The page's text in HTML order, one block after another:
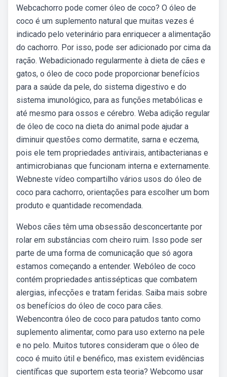
Webcachorro pode comer óleo de coco? O óleo de
coco é um suplemento natural que muitas vezes é
indicado pelo veterinário para enriquecer a alimentação
do cachorro. Por isso, pode ser adicionado por cima da
ração. Webadicionado regularmente à dieta de cães e
gatos, o óleo de coco pode proporcionar benefícios
para a saúde da pele, do sistema digestivo e do
sistema imunológico, para as funções metabólicas e
até mesmo para ossos e cérebro. Weba adição regular
de óleo de coco na dieta do animal pode ajudar a
diminuir questões como dermatite, sarna e eczema,
pois ele tem propriedades antivirais, antibacterianas e
antimicrobianas que funcionam interna e externamente.
Webneste vídeo compartilho vários usos do óleo de
coco para cachorro, orientações para escolher um bom
produto e quantidade recomendada.
Webos cães têm uma obsessão desconcertante por
rolar em substâncias com cheiro ruim. Isso pode ser
parte de uma forma de comunicação que só agora
estamos começando a entender. Webóleo de coco
contém propriedades antissépticas que combatem
alergias, infecções e tratam feridas. Saiba mais sobre
os benefícios do óleo de coco para cães.
Webencontra óleo de coco para patudos tanto como
suplemento alimentar, como para uso externo na pele
e no pelo. Muitos tutores consideram que o óleo de
coco é muito útil e benéfico, mas existem evidências
científicas que suportem esta teoria? Webcomo usar